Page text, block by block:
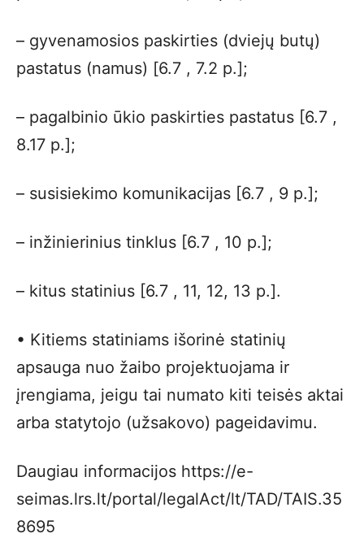
– gyvenamosios paskirties (dviejų butų)
pastatus (namus) [6.7 , 7.2 p.];
– pagalbinio ūkio paskirties pastatus [6.7 ,
8.17 p.];
– susisiekimo komunikacijas [6.7 , 9 p.];
– inžinierinius tinklus [6.7 , 10 p.];
– kitus statinius [6.7 , 11, 12, 13 p.].
• Kitiems statiniams išorinė statinių
apsauga nuo žaibo projektuojama ir
įrengiama, jeigu tai numato kiti teisės aktai
arba statytojo (užsakovo) pageidavimu.
Daugiau informacijos https://e-
seimas.lrs.lt/portal/legalAct/lt/TAD/TAIS.35
8695